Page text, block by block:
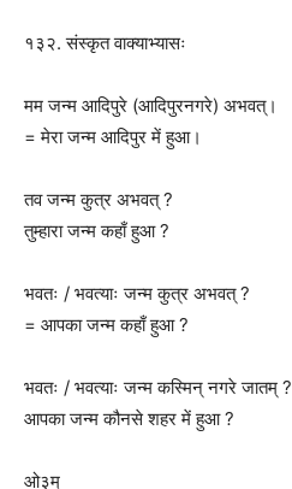
१३२. संस्कृत वाक्याभ्यासः
मम जन्म आदिपुरे (आदिपुरनगरे) अभवत्।
= मेरा जन्म आदिपुर में हुआ।
तव जन्म कुत्र अभवत् ?
तुम्हारा जन्म कहाँ हुआ ?
भवतः / भवत्याः जन्म कुत्र अभवत् ?
= आपका जन्म कहाँ हुआ ?
भवतः / भवत्याः जन्म कस्मिन् नगरे जातम् ?
आपका जन्म कौनसे शहर में हुआ ?
ओ३म्